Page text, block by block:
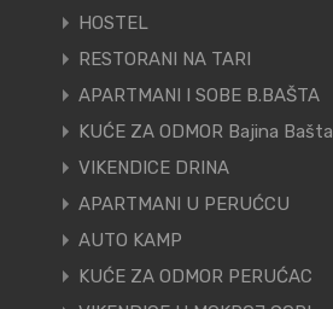
HOSTEL
RESTORANI NA TARI
APARTMANI I SOBE B.BAŠTA
KUĆE ZA ODMOR Bajina Bašta
VIKENDICE DRINA
APARTMANI U PERUĆCU
AUTO KAMP
KUĆE ZA ODMOR PERUĆAC